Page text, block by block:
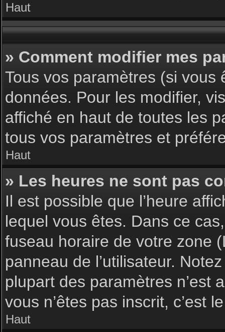
Haut
» Comment modifier mes
Tous vos paramètres (si
données. Pour les modifier,
affiché en haut de toutes les
tous vos paramètres et
Haut
» Les heures ne sont pas
Il est possible que l’heure
lequel vous êtes. Dans ce
fuseau horaire de votre zone
panneau de l’utilisateur.
plupart des paramètres n’est
vous n’êtes pas inscrit, c’est
Haut